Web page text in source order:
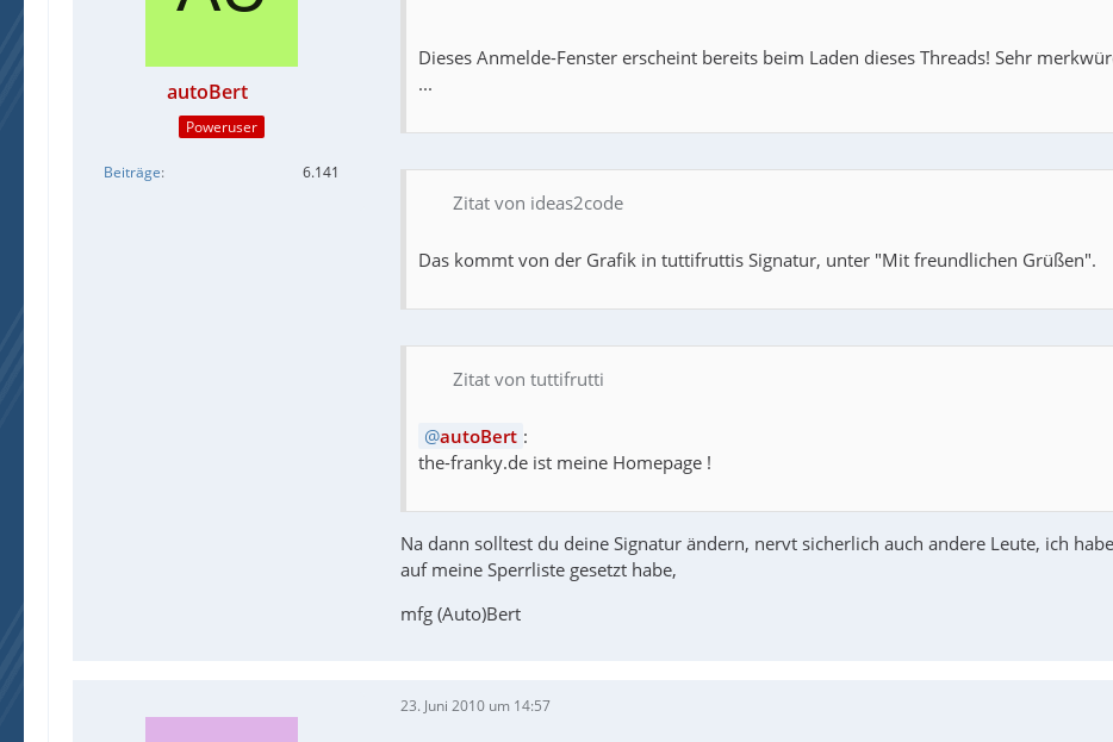
autoBert
Poweruser
Beiträge 6.141
Dieses Anmelde-Fenster erscheint bereits beim Laden dieses Threads! Sehr
...
Zitat von ideas2code
Das kommt von der Grafik in tuttifruttis Signatur, unter "Mit freundlichen Grüßen".
Zitat von tuttifrutti
autoBert :
the-franky.de ist meine Homepage !
Na dann solltest du deine Signatur ändern, nervt sicherlich auch andere Leute, ich
auf meine Sperrliste gesetzt habe,
mfg (Auto)Bert
23. Juni 2010 um 14:57